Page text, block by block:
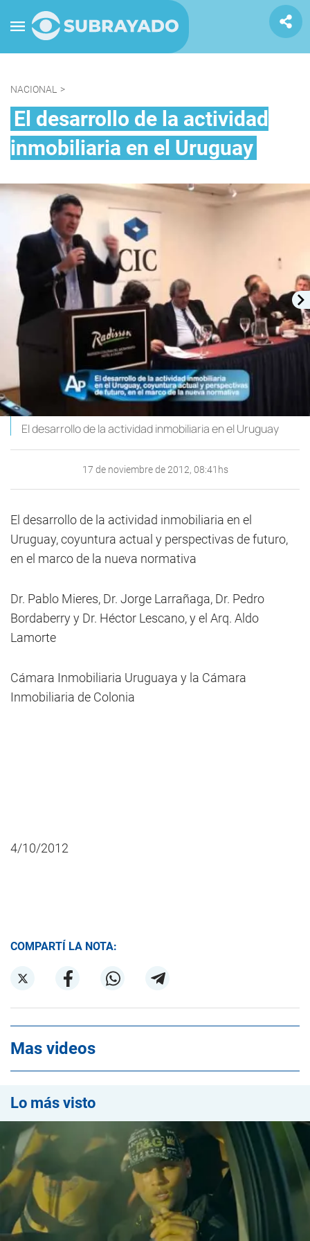
NACIONAL >
El desarrollo de la actividad
inmobiliaria en el Uruguay
El desarrollo de la actividad inmobiliaria en el Uruguay
17 de noviembre de 2012, 08:41hs
El desarrollo de la actividad inmobiliaria en el
Uruguay, coyuntura actual y perspectivas de futuro,
en el marco de la nueva normativa
Dr. Pablo Mieres, Dr. Jorge Larrañaga, Dr. Pedro
Bordaberry y Dr. Héctor Lescano, y el Arq. Aldo
Lamorte
Cámara Inmobiliaria Uruguaya y la Cámara
Inmobiliaria de Colonia
4/10/2012
COMPARTÍ LA NOTA:
Mas videos
Lo más visto